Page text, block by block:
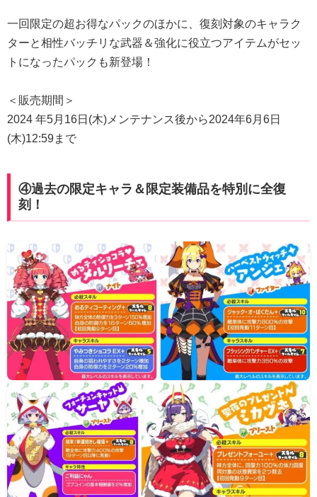
一回限定の超お得なパックのほかに、復刻対象のキャラク
ターと相性バッチリな武器＆強化に役立つアイテムがセッ
トになったパックも新登場！
＜販売期間＞
2024 年5月16日(木)メンテナンス後から2024年6月6日
(木)12:59まで
④過去の限定キャラ＆限定装備品を特別に全復
刻！